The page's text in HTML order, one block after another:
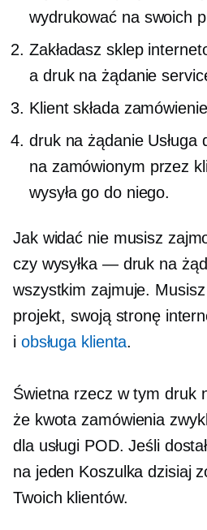
wydrukować na swoich
Zakładasz sklep
a druk na żądanie
Klient składa
druk na żądanieUsługa
na zamówionym przez
wysyła go do niego.
Jak widać nie musisz
czy wysyłka — druk na
wszystkim zajmuje.
projekt, swoją stronę
i obsługa klienta.
Świetna rzecz w tym druk
że kwota zamówienia
dla usługi POD. Jeśli
na jeden Koszulka dzisiaj
Twoich klientów.